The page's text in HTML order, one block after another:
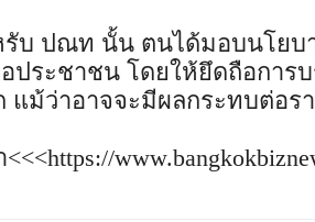
รับ ปณท นั้น ตนได้มอบนโยบ
ประชาชน โดยให้ยึดถือการ
แม้ว่าอาจจะมีผลกระทบต่อร